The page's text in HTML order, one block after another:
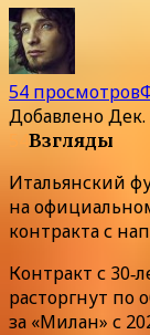
54 просмотров
ДобавленоДек.
Взгляды
Итальянский
на
контракта с
Контракт с
расторгнут по
за «Милан» с